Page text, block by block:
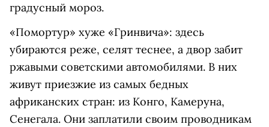
градусный мороз.
«Помортур» хуже «Гринвича»: здесь
убираются реже, селят теснее, а двор забит
ржавыми советскими автомобилями. В них
живут приезжие из самых бедных
африканских стран: из Конго, Камеруна,
Сенегала. Они заплатили своим проводникам